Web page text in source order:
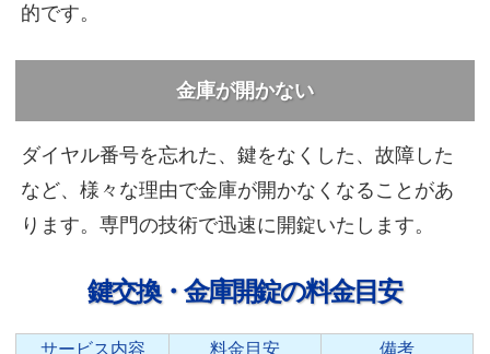
的です。
金庫が開かない
ダイヤル番号を忘れた、鍵をなくした、故障した
など、様々な理由で金庫が開かなくなることがあ
ります。専門の技術で迅速に開錠いたします。
鍵交換・金庫開錠の料金目安
サービス内容 料金目安
備考